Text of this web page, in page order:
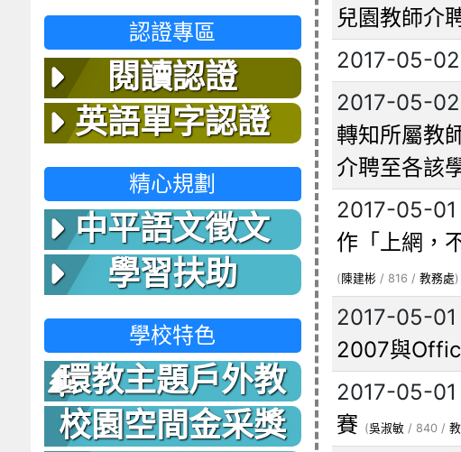
兒園教師介
2017-05-02
2017-05-02
轉知所屬教
介聘至各該
2017-05-01
作「上網，
(陳建彬 / 816 / 教務處)
2017-05-01
2007與
2017-05-01
賽 (吳淑敏/ 840 /
認證專區
閱讀認證
英語單字認證
精心規劃
中平語文徵文
學習扶助
學校特色
環教主題戶外教
室
校園空間金采獎